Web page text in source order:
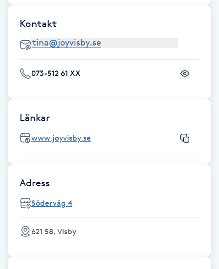
Fotsvamp
Fransborttagning
Fransförlängning Megavolym
Fransförlängning Volym
Fransk manikyr
Kontakt
073-512 61 XX
Länkar
www.joyvisby.se
Adress
Söderväg 4
621 58, Visby